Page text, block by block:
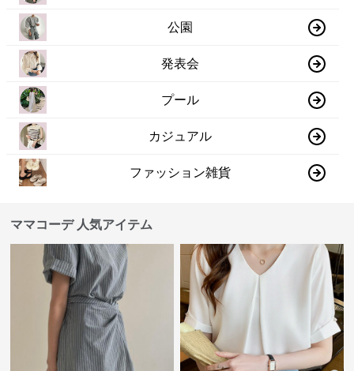
公園
発表会
プール
カジュアル
ファッション雑貨
ママコーデ 人気アイテム